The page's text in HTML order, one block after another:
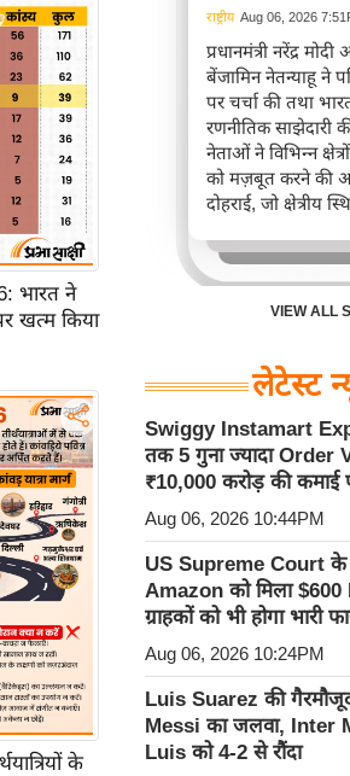
भारत ने
खत्म किया
के
राष्ट्रीय Aug 06, 2026
प्रधानमंत्री नरेंद्र
बेंजामिन नेतन्याहू ने
पर चर्चा की तथा
रणनीतिक साझेदारी
नेताओं ने विभिन्न
को मज़बूत करने की
दोहराई, जो क्षेत्रीय
करता है।
VIEW ALL
लेटेस्ट
Swiggy Instamart
तक 5 गुना ज्यादा Order
₹10,000 करोड़ की कमाई
Aug 06, 2026 10:44PM
US Supreme Court
Amazon को मिला
ग्राहकों को भी होगा भारी
Aug 06, 2026 10:24PM
Luis Suarez की
Messi का जलवा, Inter
Luis को 4-2 से रौंदा